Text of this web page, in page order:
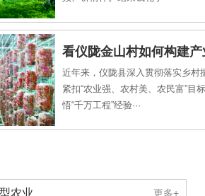
看仪陇金山村如何构建
新格···
近年来，仪陇县深入贯彻落实乡村
紧扣“农业强、农村美、农民富”目
悟“千万工程”经验···
农业 更多+